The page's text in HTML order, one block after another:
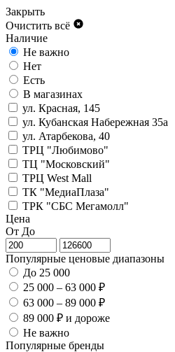
Закрыть
Очистить всё
Наличие
Не важно
Нет
Есть
В магазинах
ул. Красная, 145
ул. Кубанская Набережная 35а
ул. Атарбекова, 40
ТРЦ "Любимово"
ТЦ "Московский"
ТРЦ West Mall
ТК "МедиаПлаза"
ТРК "СБС Мегамолл"
Цена
От До
Популярные ценовые диапазоны
До 25 000
25 000 – 63 000 ₽
63 000 – 89 000 ₽
89 000 ₽ и дороже
Не важно
Популярные бренды